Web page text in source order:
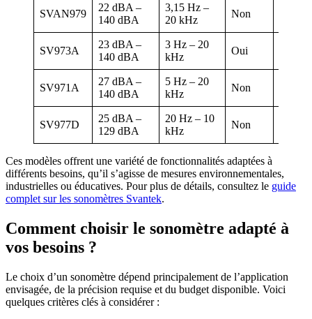
SVAN979
22 dBA –
140 dBA
3,15 Hz –
20 kHz
Non
SV973A
23 dBA –
140 dBA
3 Hz – 20
kHz
Oui
SV971A
27 dBA –
140 dBA
5 Hz – 20
kHz
Non
SV977D
25 dBA –
129 dBA
20 Hz – 10
kHz
Non
Ces modèles offrent une variété de fonctionnalités adaptées à
différents besoins, qu’il s’agisse de mesures environnementales,
industrielles ou éducatives. Pour plus de détails, consultez le guide
complet sur les sonomètres Svantek.
Comment choisir le sonomètre adapté à
vos besoins ?
Le choix d’un sonomètre dépend principalement de l’application
envisagée, de la précision requise et du budget disponible. Voici
quelques critères clés à considérer :